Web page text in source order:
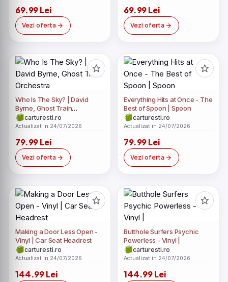
69.99 Lei
Vezi oferta
69.99 Lei
Vezi oferta
Who Is The Sky? | David
Byrne, Ghost Train
Orchestra
carturesti.ro
Actualizat in 24/07/2026
79.99 Lei
Vezi oferta
Everything Hits at Once - The
Best of Spoon | Spoon
carturesti.ro
Actualizat in 24/07/2026
79.99 Lei
Vezi oferta
Making a Door Less Open -
Vinyl | Car Seat Headrest
carturesti.ro
Actualizat in 24/07/2026
144.99 Lei
Butthole Surfers Psychic
Powerless - Vinyl |
carturesti.ro
Actualizat in 24/07/2026
144.99 Lei